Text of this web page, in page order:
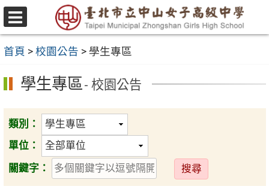
跳
至
要
內
容
區
選
單
首頁 > 校園公告 > 學生專區
學生專區 - 校園公告
類別：
單位：
關鍵字：
送
出